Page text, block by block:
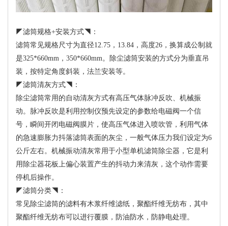
◤滤筒规格+安装方式◥：
滤筒常见规格尺寸为直径12.75，13.84，高度26，换算成公制就
是325*660mm，350*660mm。除尘滤筒安装的方式分为垂直吊
装，按特定角度斜装，法兰安装等。
◤滤筒清灰方式◥：
除尘滤筒常用的自动清灰方式有高压气体脉冲反吹、机械振
动。脉冲反吹是利用控制仪预先设定的参数给电磁阀一个信
号，瞬间开闭电磁阀膜片，使高压气体进入喷吹管，利用气体
的急速膨胀力抖落滤筒表面的灰尘，一般气体压力我们设定为6
公斤左右。机械振动清灰常用于小型单机滤筒除尘器，它是利
用除尘器花板上偏心装置产生的抖动力来清灰，这个动作需要
停机后操作。
◤滤筒分类◥：
常见除尘滤筒的滤料有木浆纤维滤纸，聚酯纤维无纺布，其中
聚酯纤维无纺布可以进行覆膜，防油防水，防静电处理。